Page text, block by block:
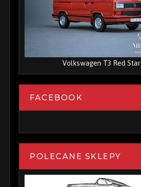
Volkswagen T3 Red Star
FACEBOOK
POLECANE SKLEPY